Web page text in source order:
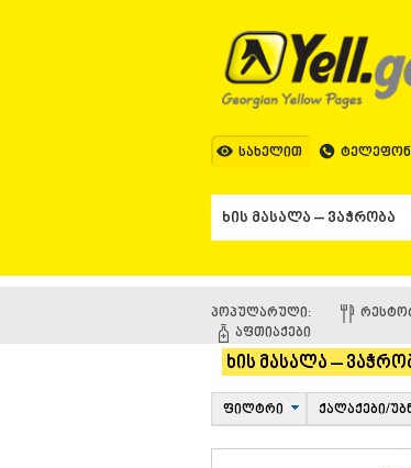
სახელით
პოპულარული:
ᲐᲤᲗᲘᲐᲥᲔᲑᲘ
ხის მასალა –
ფილტრი ქალაქები/